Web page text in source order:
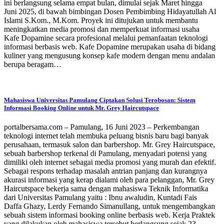
ini berlangsung selama empat bulan, dimulai sejak Maret hingga
Juni 2025, di bawah bimbingan Dosen Pembimbing Hidayatullah Al
Islami S.Kom., M.Kom. Proyek ini ditujukan untuk membantu
meningkatkan media promosi dan memperkuat informasi usaha
Kafe Dopamine secara profesional melalui pemanfaatan teknologi
informasi berbasis web. Kafe Dopamine merupakan usaha di bidang
kuliner yang mengusung konsep kafe modern dengan menu andalan
berupa beragam…
Mahasiswa Universitas Pamulang Ciptakan Solusi Terobosan: Sistem
Informasi Booking Online untuk Mr. Grey Haircutspace
portalbersama.com – Pamulang, 16 Juni 2023 – Perkembangan
teknologi internet telah membuka peluang bisnis baru bagi banyak
perusahaan, termasuk salon dan barbershop. Mr. Grey Haircutspace,
sebuah barbershop terkenal di Pamulang, menyadari potensi yang
dimiliki oleh internet sebagai media promosi yang murah dan efektif.
Sebagai respons terhadap masalah antrian panjang dan kurangnya
akurasi informasi yang kerap dialami oleh para pelanggan, Mr. Grey
Haircutspace bekerja sama dengan mahasiswa Teknik Informatika
dari Universitas Pamulang yaitu : Ibnu awaludin, Kuntadi Fais
Daffa Ghazy, Lerdy Fernando Simanullang, untuk mengembangkan
sebuah sistem informasi booking online berbasis web. Kerja Praktek